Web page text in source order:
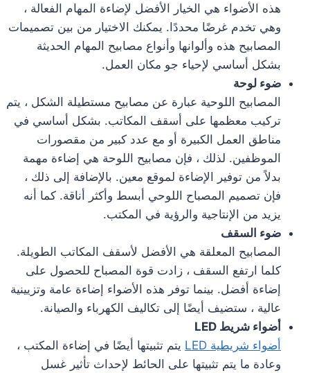
هذه الأضواء هي الخيار الأفضل لإضاءة المهام الفعالة ،
وهي تخدم غرضًا محددًا. يمكنك الاختيار من بين تصميمات
المصابيح هذه وألوانها وأنواع مصابيح المهام الحديثة
بشكل أساسي لإحياء جو مكان العمل.
ضوء لوحة
المصابيح اللوحية عبارة عن مصابيح مستطيلة الشكل ، يتم
تركيب معظمها على أسقف المكاتب. بشكل أساسي في
مناطق العمل الكبيرة أو مع عدد كبير من مقصورات
الموظفين. لذلك ، فإن مصابيح اللوحة هي إضاءة مهمة
بدلاً من توفير الإضاءة لموقع معين. بالإضافة إلى ذلك ،
فإن تصميم المصباح اللوحي أبسط وأكثر أناقة. كما أنه
يزيد من الإنتاجية والرؤية في المكتب.
ضوء السقف
المصابيح المعلقة هي الأفضل لأسقف المكاتب الطويلة.
كلما ارتفع السقف ، زادت قوة المصباح للحصول على
إضاءة أفضل. بينما توفر هذه الأضواء إضاءة عامة وتزيينية
عالية ، ستضيف أيضًا إلى تكاليف الكهرباء والصيانة.
أضواء شريط LED
أضواء شريطية LED
يتم تثبيتها أيضًا في إضاءة المكتب ،
وعادة ما يتم تثبيتها على الحائط لإحداث تأثير غسل